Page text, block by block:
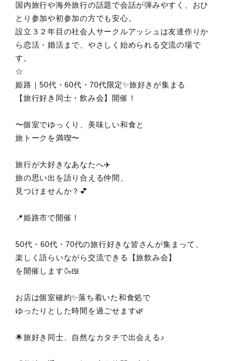
国内旅行や海外旅行の話題で会話が弾みやすく、おひ
とり参加や初参加の方でも安心。
設立３２年目の社会人サークルアッシュは友達作りか
ら恋活・婚活まで、やさしく始められる交流の場で
す。
☆
姫路｜50代・60代・70代限定✨旅好きが集まる
【旅行好き同士・飲み会】開催！
〜個室でゆっくり、美味しい和食と
旅トークを満喫〜
旅行が大好きなあなたへ✈️
旅の思い出を語り合える仲間、
見つけませんか？💕
📍姫路市で開催！
50代・60代・70代の旅行好きな皆さんが集まって、
楽しく語らいながら交流できる【旅飲み会】
を開催します🍶🍱
お店は個室確約✨落ち着いた和食処で
ゆったりとした時間を過ごせます🌿
🌟旅好き同士、自然なカタチで出会える♪